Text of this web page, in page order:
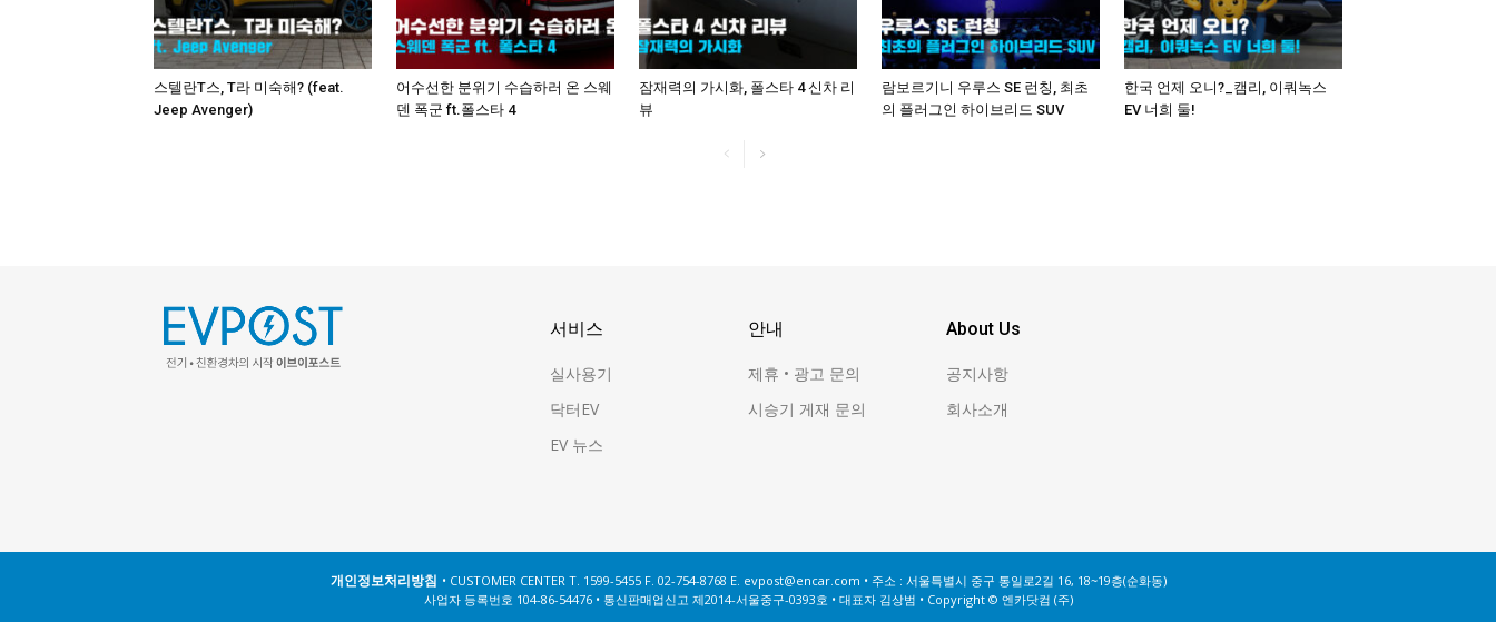
스텔란T스, T라 미숙해? (feat.
Jeep Avenger)
어수선한 분위기 수습하러 온 스웨
덴 폭군 ft.폴스타 4
잠재력의 가시화, 폴스타 4 신차 리
뷰
람보르기니 우루스 SE 런칭, 최초
의 플러그인 하이브리드 SUV
한국 언제 오니?_캠리, 이쿼녹스
EV 너희 둘!
서비스
실사용기
닥터EV
EV 뉴스
안내
제휴 • 광고 문의
시승기 게재 문의
About Us
공지사항
회사소개
개인정보처리방침 • CUSTOMER CENTER T. 1599-5455 F. 02-754-8768 E. evpost@encar.com • 주소 : 서울특별시 중구 통일로2길 16, 18~19층(순화동)
사업자 등록번호 104-86-54476 • 통신판매업신고 제2014-서울중구-0393호 • 대표자 김상범 • Copyright © 엔카닷컴 (주)